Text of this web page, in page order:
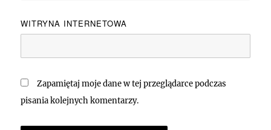
WITRYNA INTERNETOWA
Zapamiętaj moje dane w tej przeglądarce podczas
pisania kolejnych komentarzy.